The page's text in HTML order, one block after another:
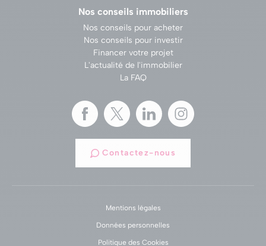
Nos conseils immobiliers
Nos conseils pour acheter
Nos conseils pour investir
Financer votre projet
L'actualité de l'immobilier
La FAQ
Contactez-nous
Mentions légales
Données personnelles
Politique des Cookies